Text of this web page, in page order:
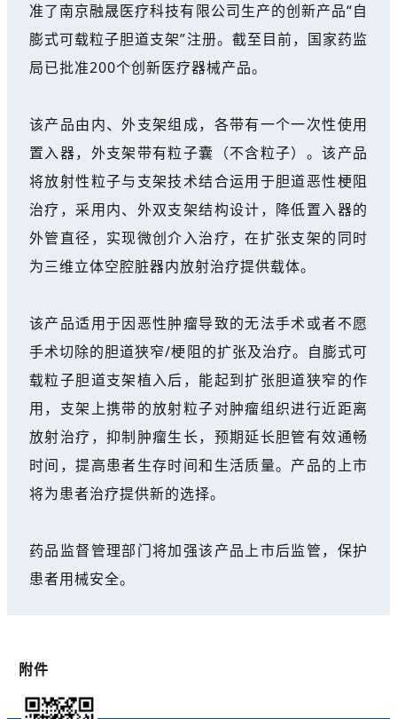
准了南京融晟医疗科技有限公司生产的创新产品“自
膨式可载粒子胆道支架”注册。截至目前，国家药监
局已批准200个创新医疗器械产品。
该产品由内、外支架组成，各带有一个一次性使用
置入器，外支架带有粒子囊（不含粒子）。该产品
将放射性粒子与支架技术结合运用于胆道恶性梗阻
治疗，采用内、外双支架结构设计，降低置入器的
外管直径，实现微创介入治疗，在扩张支架的同时
为三维立体空腔脏器内放射治疗提供载体。
该产品适用于因恶性肿瘤导致的无法手术或者不愿
手术切除的胆道狭窄/梗阻的扩张及治疗。自膨式可
载粒子胆道支架植入后，能起到扩张胆道狭窄的作
用，支架上携带的放射粒子对肿瘤组织进行近距离
放射治疗，抑制肿瘤生长，预期延长胆管有效通畅
时间，提高患者生存时间和生活质量。产品的上市
将为患者治疗提供新的选择。
药品监督管理部门将加强该产品上市后监管，保护
患者用械安全。
附件